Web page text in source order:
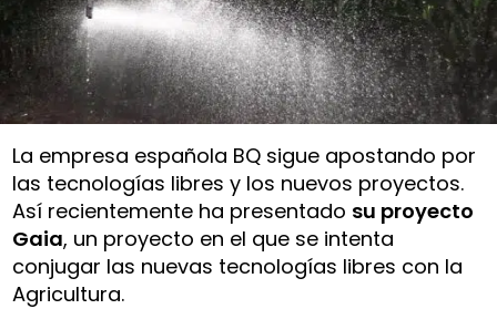
La empresa española BQ sigue apostando por
las tecnologías libres y los nuevos proyectos.
Así recientemente ha presentado su proyecto
Gaia, un proyecto en el que se intenta
conjugar las nuevas tecnologías libres con la
Agricultura.